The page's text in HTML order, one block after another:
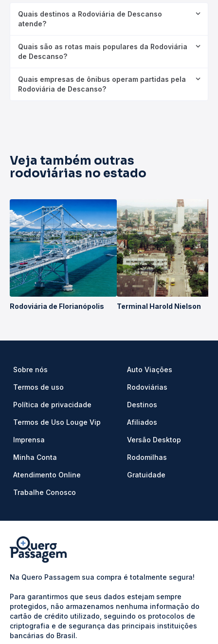
Quais destinos a Rodoviária de Descanso
atende?
Quais são as rotas mais populares da Rodoviária
de Descanso?
Quais empresas de ônibus operam partidas pela
Rodoviária de Descanso?
Veja também outras
rodoviárias no estado
Rodoviária de Florianópolis Terminal Harold Nielson
Sobre nós
Termos de uso
Política de privacidade
Termos de Uso Louge Vip
Imprensa
Minha Conta
Atendimento Online
Trabalhe Conosco
Auto Viações
Rodoviárias
Destinos
Afiliados
Versão Desktop
Rodomilhas
Gratuidade
Na Quero Passagem sua compra é totalmente segura!
Para garantirmos que seus dados estejam sempre
protegidos, não armazenamos nenhuma informação do
cartão de crédito utilizado, seguindo os protocolos de
criptografia e de segurança das principais instituições
bancárias do Brasil.